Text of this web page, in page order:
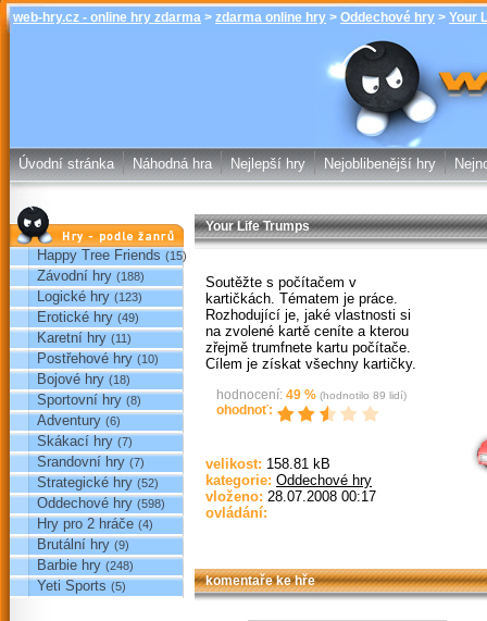
web-hry.cz - online hry zdarma > zdarma online hry > Oddechové hry > Your
Your Life
zdarma
Úvodní stránka Náhodná hra Nejlepší hry Nejoblibenější hry
Hry podle žánrů
Happy Tree Friends (15)
Závodní hry (188)
Logické hry (123)
Erotické hry (49)
Karetní hry (11)
Postřehové hry (10)
Bojové hry (18)
Sportovní hry (8)
Adventury (6)
Skákací hry (7)
Srandovní hry (7)
Strategické hry (52)
Oddechové hry (598)
Hry pro 2 hráče (4)
Brutální hry (9)
Barbie hry (248)
Yeti Sports (5)
Your Life Trumps
Soutěžte s počítačem v
kartičkách. Tématem je práce.
Rozhodující je, jaké vlastnosti si
na zvolené kartě ceníte a kterou
zřejmě trumfnete kartu počítače.
Cílem je získat všechny kartičky.
hodnocení: 49 % (hodnotilo 89 lidí)
ohodnoť:
velikost: 158.81 kB
kategorie: Oddechové hry
vloženo: 28.07.2008 00:17
ovládání:
komentaře ke hře